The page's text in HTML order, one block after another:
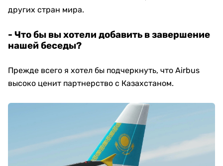
других стран мира.
- Что бы вы хотели добавить в завершение
нашей беседы?
Прежде всего я хотел бы подчеркнуть, что Airbus
высоко ценит партнерство с Казахстаном.